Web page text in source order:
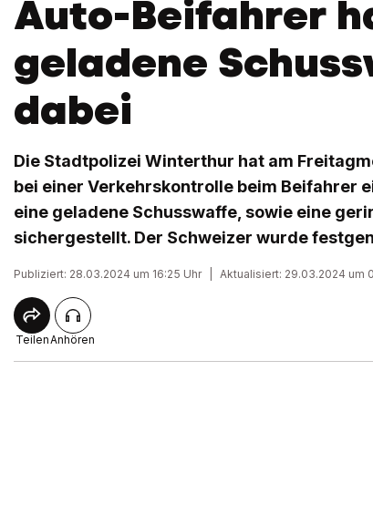
Auto-Beifahrer
geladene
dabei
Die Stadtpolizei Winterthur hat am
bei einer Verkehrskontrolle beim Beifahrer
eine geladene Schusswaffe, sowie eine
sichergestellt. Der Schweizer wurde
Publiziert: 28.03.2024 um 16:25 Uhr Aktualisiert: 29.03.2024 um
TeilenAnhören